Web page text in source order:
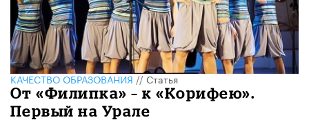
КАЧЕСТВО ОБРАЗОВАНИЯ//Статья
От «Филипка» – к «Корифею».
Первый на Урале